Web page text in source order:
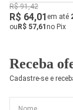
R$ 91,42
R$ 64,01 em até
ouR$ 57,61no Pix
Receba
Cadastre-se e